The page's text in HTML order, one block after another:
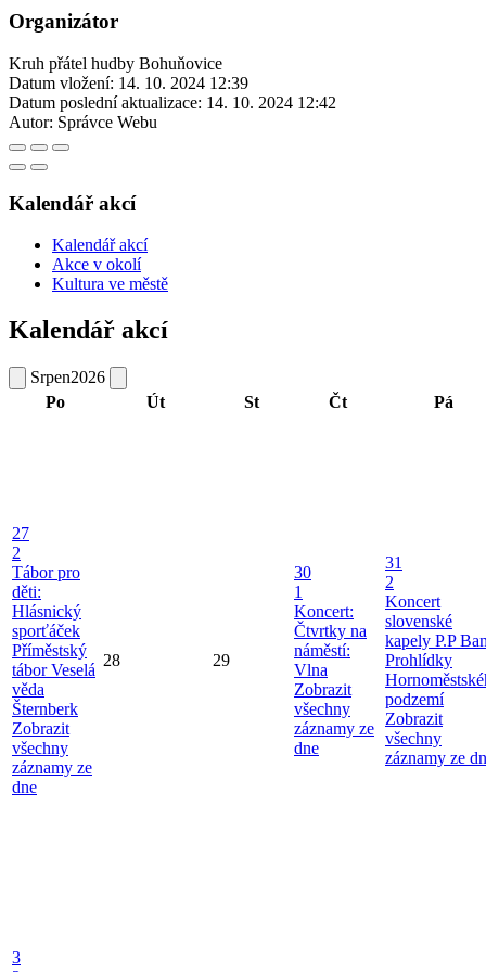
Organizátor
Kruh přátel hudby Bohuňovice
Datum vložení: 14. 10. 2024 12:39
Datum poslední aktualizace: 14. 10. 2024 12:42
Autor: Správce Webu
Kalendář akcí
Kalendář akcí
Akce v okolí
Kultura ve městě
Kalendář akcí
Srpen2026
Po
Út St Čt Pá
27
2
Tábor pro
děti:
Hlásnický
sporťáček
Příměstský
tábor Veselá
věda
Šternberk
Zobrazit
všechny
záznamy ze
dne
28 29
30
1
Koncert:
Čtvrtky na
náměstí:
Vlna
Zobrazit
všechny
záznamy ze
dne
31
2
Koncert
slovenské
kapely P.P
Prohlídky
podzemí
Zobrazit
všechny
záznamy ze
3